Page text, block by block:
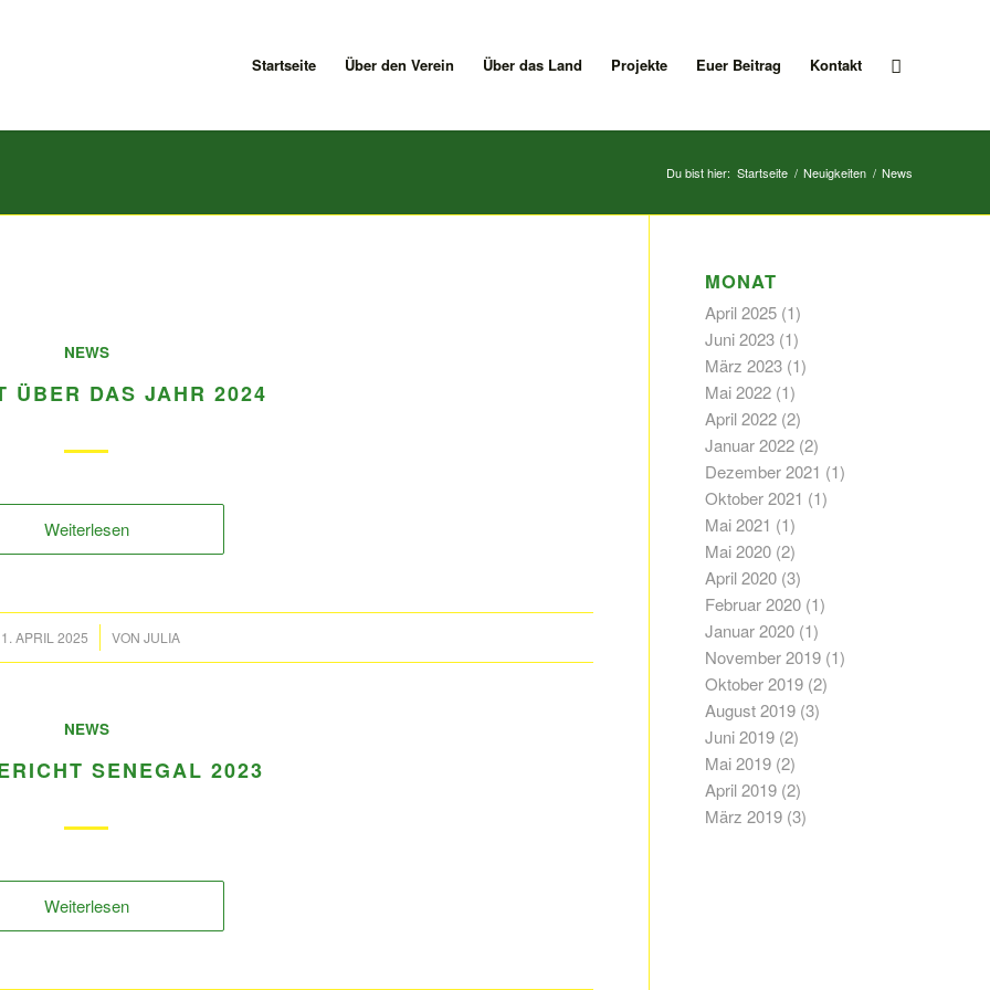
Startseite Über den Verein Über das Land Projekte Euer Beitrag Kontakt
Du bist hier: Startseite / Neuigkeiten / News
NEWS
ÜBER DAS JAHR 2024
Weiterlesen
APRIL 2025
/ VON JULIA
NEWS
SENEGAL 2023
Weiterlesen
MONAT
April 2025 (1)
Juni 2023 (1)
März 2023 (1)
Mai 2022 (1)
April 2022 (2)
Januar 2022 (2)
Dezember 2021 (1)
Oktober 2021 (1)
Mai 2021 (1)
Mai 2020 (2)
April 2020 (3)
Februar 2020 (1)
Januar 2020 (1)
November 2019 (1)
Oktober 2019 (2)
August 2019 (3)
Juni 2019 (2)
Mai 2019 (2)
April 2019 (2)
März 2019 (3)